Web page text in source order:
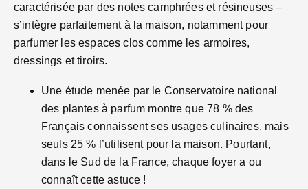
caractérisée par des notes camphrées et résineuses –
s’intègre parfaitement à la maison, notamment pour
parfumer les espaces clos comme les armoires,
dressings et tiroirs.
Une étude menée par le Conservatoire national
des plantes à parfum montre que 78 % des
Français connaissent ses usages culinaires, mais
seuls 25 % l’utilisent pour la maison. Pourtant,
dans le Sud de la France, chaque foyer a ou
connaît cette astuce !